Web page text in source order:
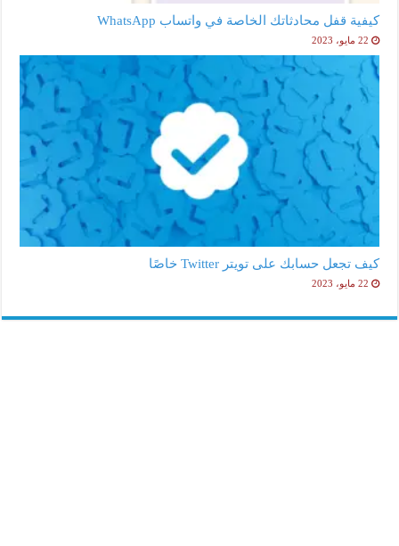
كيفية قفل محادثاتك الخاصة في واتساب WhatsApp
22 مايو، 2023
كيف تجعل حسابك على تويتر Twitter خاصًا
22 مايو، 2023